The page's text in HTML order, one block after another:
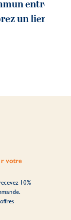
entre
un lien à
votre
10%